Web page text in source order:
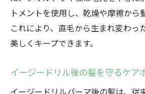
トメントを使用し、乾燥や摩擦から
これにより、直毛から生まれ変わっ
美しくキープできます。
イージードリル後の髪を守るケア
イージードリルパーマ後の髪は、従